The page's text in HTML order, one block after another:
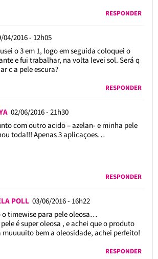
RESPONDER
04/2016 - 12h05
o 3 em 1, logo em seguida coloquei o
e fui trabalhar, na volta levei sol. Será q
c a pele escura?
RESPONDER
02/06/2016 - 21h30
com outro acido – azelan- e minha pele
toda!!! Apenas 3 aplicaçoes…
RESPONDER
POLL 03/06/2016 - 16h22
o timewise para pele oleosa…
é super oleosa , e achei que o produto
muuuuito bem a oleosidade, achei perfeito!
RESPONDER